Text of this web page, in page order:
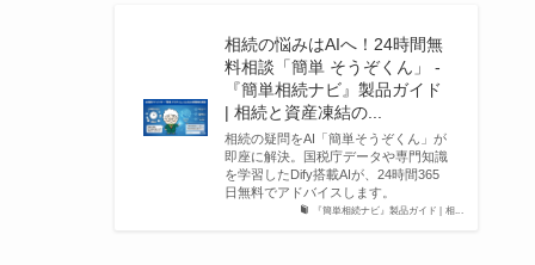
『簡単相続ナビ』製品ガイド | 相...
相続の悩みはAIへ！24時間無
料相談「簡単 そうぞくん」 -
『簡単相続ナビ』製品ガイド
| 相続と資産凍結の...
相続の疑問をAI「簡単そうぞくん」が
即座に解決。国税庁データや専門知識
を学習したDify搭載AIが、24時間365
日無料でアドバイスします。